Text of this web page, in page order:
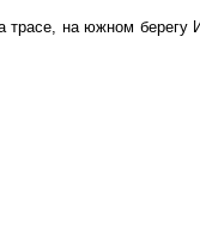
трасе, на южном берегу